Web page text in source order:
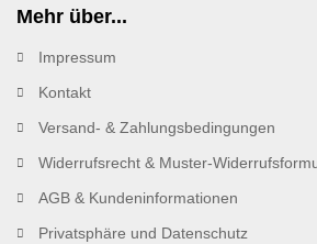
Mehr über...
Impressum
Kontakt
Versand- & Zahlungsbedingungen
Widerrufsrecht & Muster-
AGB & Kundeninformationen
Privatsphäre und Datenschutz